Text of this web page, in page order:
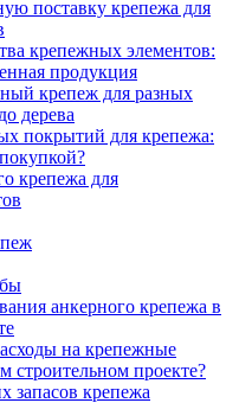
поставку крепежа для
крепежных элементов:
продукция
крепеж для разных
дерева
покрытий для крепежа:
крепежа для
анкерного крепежа в
на крепежные
строительном проекте?
запасов крепежа